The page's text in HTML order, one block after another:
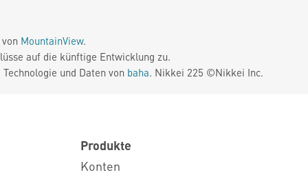
MountainView.
auf die künftige Entwicklung zu.
und Daten von baha. Nikkei 225 ©Nikkei Inc.
Produkte
Konten